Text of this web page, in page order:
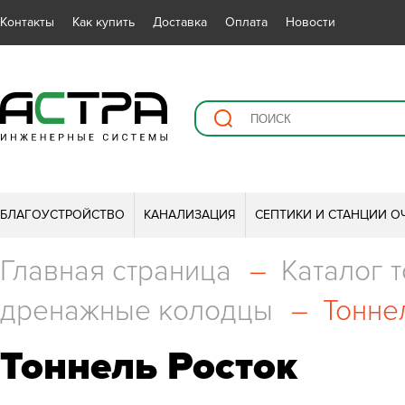
Контакты Как купить Доставка Оплата Новости
БЛАГОУСТРОЙСТВО КАНАЛИЗАЦИЯ СЕПТИКИ И СТАНЦИИ
Главная страница – Каталог
дренажные колодцы
–
Тоннель Росток